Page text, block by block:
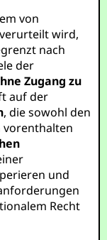
von
wird,
nach
der
Zugang zu
auf der
, die sowohl den
vorenthalten
und
Recht